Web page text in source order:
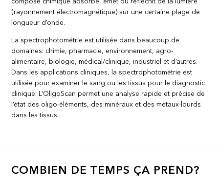
(rayonnement électromagnétique) sur une certaine plage de
longueur d’onde.
La spectrophotométrie est utilisée dans beaucoup de
domaines: chimie, pharmacie, environnement, agro-
alimentaire, biologie, médical/clinique, industriel et d’autres.
Dans les applications cliniques, la spectrophotométrie est
utilisée pour examiner le sang ou les tissus pour le diagnostic
clinique. L’OligoScan permet une analyse rapide et précise de
l’état des oligo-éléments, des minéraux et des métaux-lourds
dans les tissus.
COMBIEN DE TEMPS ÇA PREND?